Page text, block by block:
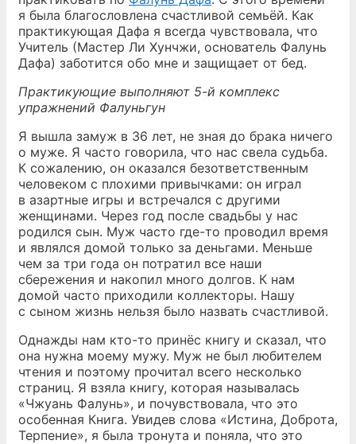
я была благословлена счастливой семьёй. Как
практикующая Дафа я всегда чувствовала, что
Учитель (Мастер Ли Хунчжи, основатель Фалунь
Дафа) заботится обо мне и защищает от бед.
Практикующие выполняют 5-й комплекс
упражнений Фалуньгун
Я вышла замуж в 36 лет, не зная до брака ничего
о муже. Я часто говорила, что нас свела судьба.
К сожалению, он оказался безответственным
человеком с плохими привычками: он играл
в азартные игры и встречался с другими
женщинами. Через год после свадьбы у нас
родился сын. Муж часто где-то проводил время
и являлся домой только за деньгами. Меньше
чем за три года он потратил все наши
сбережения и накопил много долгов. К нам
домой часто приходили коллекторы. Нашу
с сыном жизнь нельзя было назвать счастливой.
Однажды нам кто-то принёс книгу и сказал, что
она нужна моему мужу. Муж не был любителем
чтения и поэтому прочитал всего несколько
страниц. Я взяла книгу, которая называлась
«Чжуань Фалунь», и почувствовала, что это
особенная Книга. Увидев слова «Истина, Доброта,
Терпение», я была тронута и поняла, что это